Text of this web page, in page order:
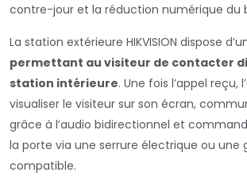
contre-jour et la réduction numérique du
La station extérieure HIKVISION dispose
permettant au visiteur de contacter
station intérieure. Une fois l’appel reçu,
visualiser le visiteur sur son écran,
grâce à l’audio bidirectionnel et
la porte via une serrure électrique ou une
compatible.